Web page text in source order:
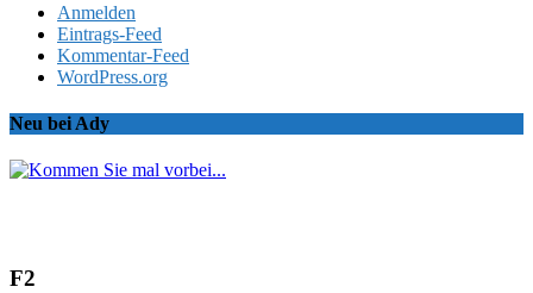
Anmelden
Eintrags-Feed
Kommentar-Feed
WordPress.org
Neu bei Ady
F2